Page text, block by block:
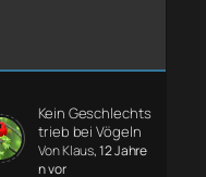
Kein Geschlechts
trieb bei Vögeln
Von Klaus, 12 Jahre
n vor